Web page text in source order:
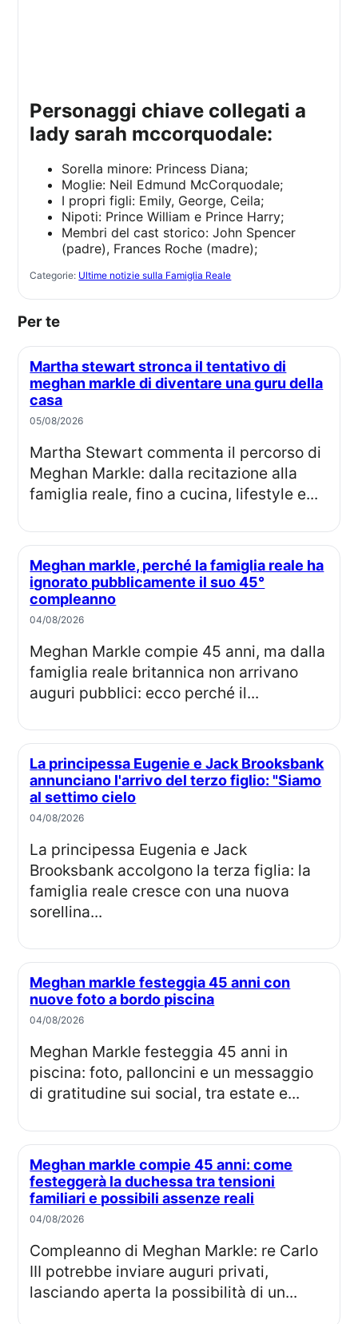
personaggi chiave collegati a
lady sarah mccorquodale:
Sorella minore: Princess Diana;
Moglie: Neil Edmund McCorquodale;
I propri figli: Emily, George, Ceila;
Nipoti: Prince William e Prince Harry;
Membri del cast storico: John Spencer
(padre), Frances Roche (madre);
Categorie: Ultime notizie sulla Famiglia Reale
Per te
Martha stewart stronca il tentativo di
meghan markle di diventare una guru della
casa
05/08/2026
Martha Stewart commenta il percorso di
Meghan Markle: dalla recitazione alla
famiglia reale, fino a cucina, lifestyle e...
Meghan markle, perché la famiglia reale ha
ignorato pubblicamente il suo 45°
compleanno
04/08/2026
Meghan Markle compie 45 anni, ma dalla
famiglia reale britannica non arrivano
auguri pubblici: ecco perché il...
La principessa Eugenie e Jack Brooksbank
annunciano l'arrivo del terzo figlio: "Siamo
al settimo cielo
04/08/2026
La principessa Eugenia e Jack
Brooksbank accolgono la terza figlia: la
famiglia reale cresce con una nuova
sorellina...
Meghan markle festeggia 45 anni con
nuove foto a bordo piscina
04/08/2026
Meghan Markle festeggia 45 anni in
piscina: foto, palloncini e un messaggio
di gratitudine sui social, tra estate e...
Meghan markle compie 45 anni: come
festeggerà la duchessa tra tensioni
familiari e possibili assenze reali
04/08/2026
Compleanno di Meghan Markle: re Carlo
III potrebbe inviare auguri privati,
lasciando aperta la possibilità di un...